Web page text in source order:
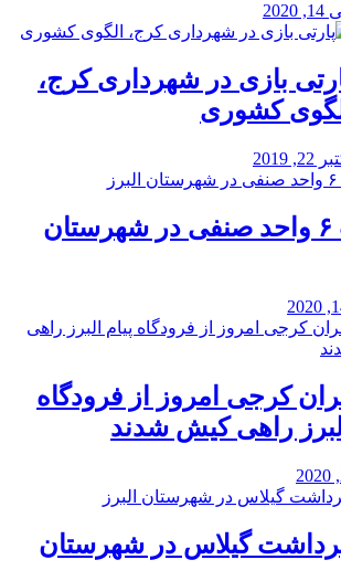
بازی در شهرداری کرج،
کشوری
22, 2019
پلمب ۶ واحد صنفی در شهرستان
کرجی امروز از فرودگاه
راهی کیش شدند
برداشت گیلاس در شهرستان